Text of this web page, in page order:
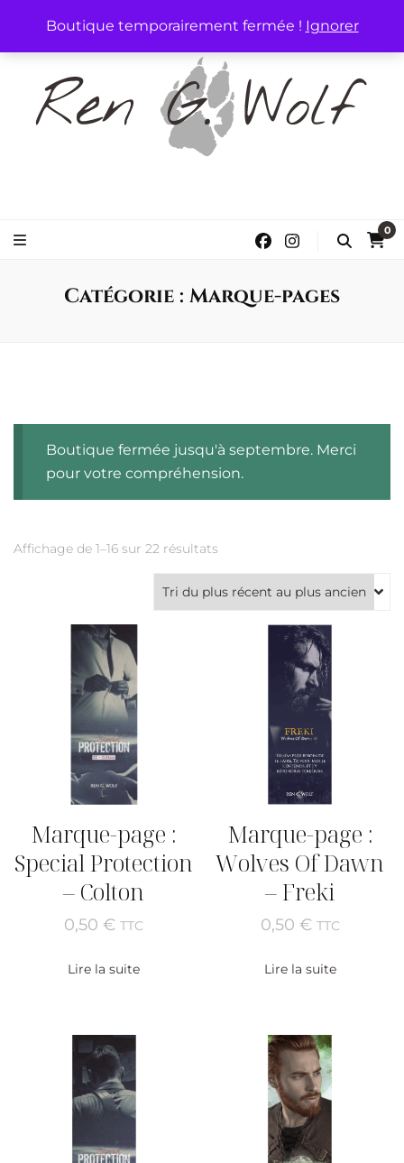
Boutique temporairement fermée ! Ignorer
0
Catégorie : Marque-pages
Boutique fermée jusqu'à septembre. Merci
pour votre compréhension.
Affichage de 1–16 sur 22 résultats
plus
récent
Marque-page :
Special Protection
– Colton
0,50€ TTC
Lire la suite
Marque-page :
Wolves Of Dawn
– Freki
0,50 € TTC
Lire la suite